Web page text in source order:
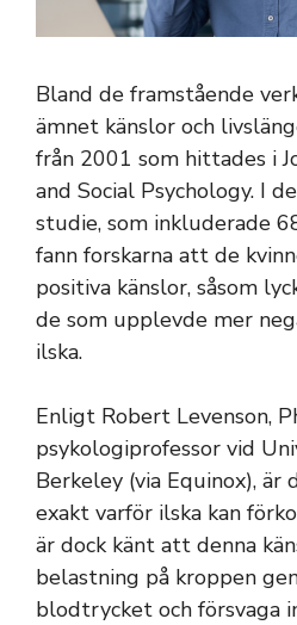
Bland de framstående
ämnet känslor och
från 2001 som hittades i
and Social Psychology. I
studie, som inkluderade
fann forskarna att de
positiva känslor, såsom
de som upplevde mer
ilska.
Enligt Robert Levenson,
psykologiprofessor vid
Berkeley (via Equinox),
exakt varför ilska kan
är dock känt att denna
belastning på kroppen
blodtrycket och försvaga